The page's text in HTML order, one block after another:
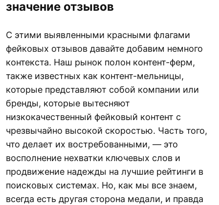
значение отзывов
С этими выявленными красными флагами
фейковых отзывов давайте добавим немного
контекста. Наш рынок полон контент-ферм,
также известных как контент-мельницы,
которые представляют собой компании или
бренды, которые вытесняют
низкокачественный фейковый контент с
чрезвычайно высокой скоростью. Часть того,
что делает их востребованными, — это
восполнение нехватки ключевых слов и
продвижение надежды на лучшие рейтинги в
поисковых системах. Но, как мы все знаем,
всегда есть другая сторона медали, и правда